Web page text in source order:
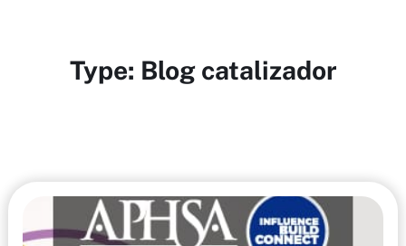
Type: Blog catalizador